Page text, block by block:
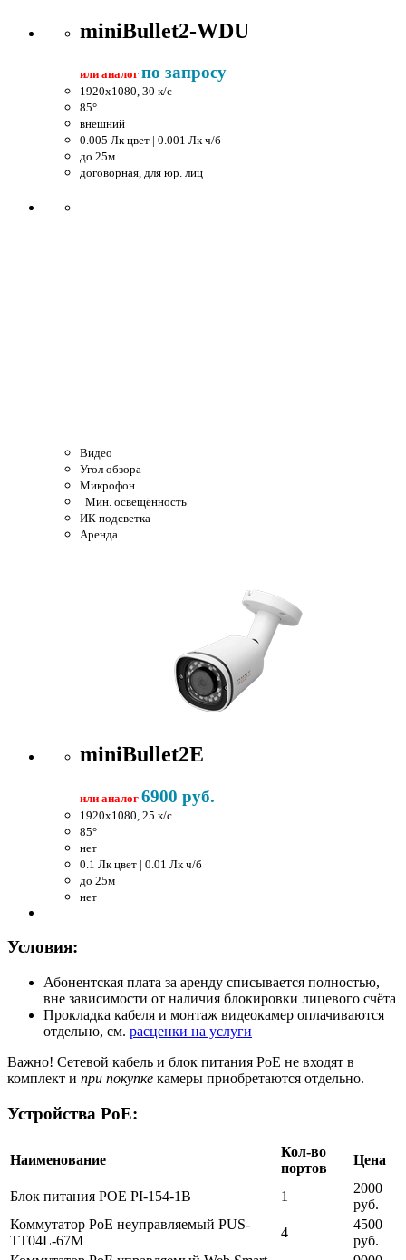
miniBullet2-WDU
или аналог по запросу
1920x1080, 30 к/c
85°
внешний
0.005 Лк цвет | 0.001 Лк ч/б
до 25м
договорная, для юр. лиц
Видео
Угол обзора
Микрофон
Мин. освещённость
ИК подсветка
Аренда
miniBullet2E
или аналог 6900 руб.
1920x1080, 25 к/c
85°
нет
0.1 Лк цвет | 0.01 Лк ч/б
до 25м
нет
Условия:
Абонентская плата за аренду списывается полностью,
вне зависимости от наличия блокировки лицевого счёта
Прокладка кабеля и монтаж видеокамер оплачиваются
отдельно, см. расценки на услуги
Важно! Сетевой кабель и блок питания PoE не входят в
комплект и при покупке камеры приобретаются отдельно.
Устройства PoE:
Наименование
Кол-во
портов
Цена
Блок питания POE PI-154-1B 1
2000
руб.
Коммутатор PoE неуправляемый PUS-
TT04L-67M
4
4500
руб.